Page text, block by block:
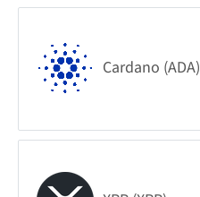
Cardano (ADA)